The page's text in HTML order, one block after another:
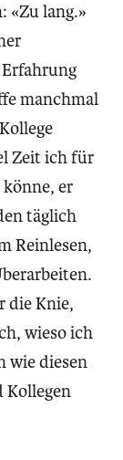
«Zu lang.»
manchmal
Zeit ich für
er
täglich
Reinlesen,
die Knie,
wieso ich
wie diesen
Kollegen